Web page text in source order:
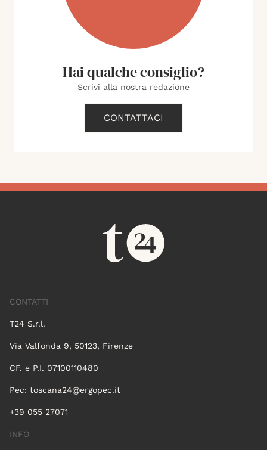
Hai qualche consiglio?
Scrivi alla nostra redazione
CONTATTACI
CONTATTI
T24 S.r.l.
Via Valfonda 9, 50123, Firenze
CF. e P.I. 07100110480
Pec: toscana24@ergopec.it
+39 055 27071
INFO